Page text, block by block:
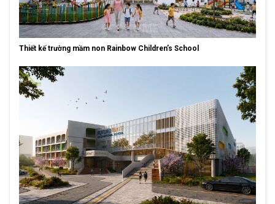
Thiết kế trường mầm non Rainbow Children’s School